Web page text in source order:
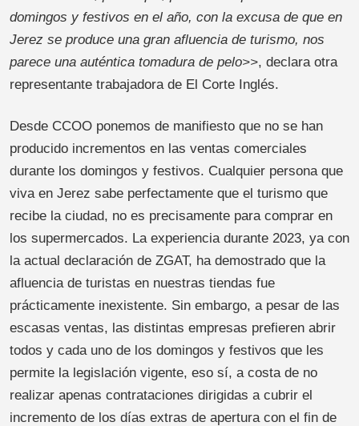
domingos y festivos en el año, con la excusa de que en
Jerez se produce una gran afluencia de turismo, nos
parece una auténtica tomadura de pelo>>, declara otra
representante trabajadora de El Corte Inglés.
Desde CCOO ponemos de manifiesto que no se han
producido incrementos en las ventas comerciales
durante los domingos y festivos. Cualquier persona que
viva en Jerez sabe perfectamente que el turismo que
recibe la ciudad, no es precisamente para comprar en
los supermercados. La experiencia durante 2023, ya con
la actual declaración de ZGAT, ha demostrado que la
afluencia de turistas en nuestras tiendas fue
prácticamente inexistente. Sin embargo, a pesar de las
escasas ventas, las distintas empresas prefieren abrir
todos y cada uno de los domingos y festivos que les
permite la legislación vigente, eso sí, a costa de no
realizar apenas contrataciones dirigidas a cubrir el
incremento de los días extras de apertura con el fin de